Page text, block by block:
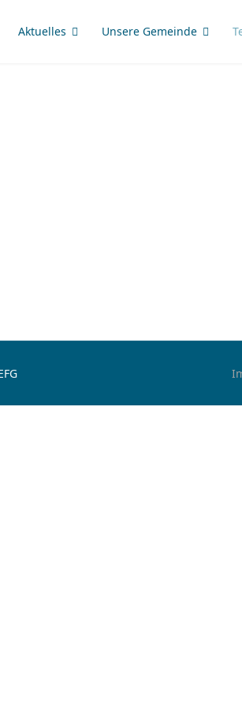
Aktuelles Unsere Gemeinde